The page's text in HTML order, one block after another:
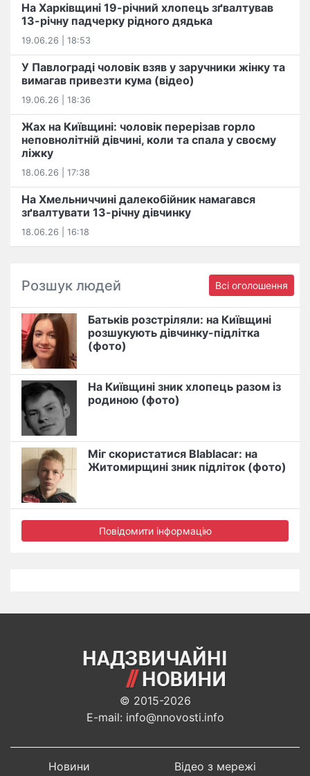
На Харківщині 19-річний хлопець​ ️зґвалтував
13-річну падчерку рідного дядька
19.06.26 | 18:53
У Павлограді чоловік взяв у заручники жінку та
вимагав привезти кума (відео)
19.06.26 | 18:36
Жах на Київщині: чоловік перерізав горло
неповнолітній дівчині, коли та спала у своєму
ліжку
18.06.26 | 17:38
На Хмельниччині далекобійник намагався
зґвалтувати 13-річну дівчинку
18.06.26 | 16:18
Розшук людей Всі оголошення
Батьків розстріляли: на Київщині
розшукують дівчинку-підлітка
(фото)
На Київщині зник хлопець разом із
родиною (фото)
Міг скористатися Blablacar: на
Житомирщині зник підліток (фото)
Повідомити інформацію
© 2015-2026
E-mail: info@nnovosti.info
Новини Відео з мережі